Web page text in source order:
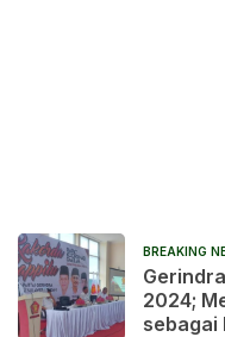
BREAKING
2024;
sebagai